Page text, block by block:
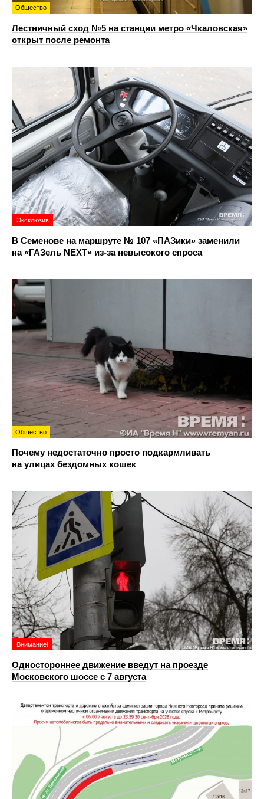
Общество
Лестничный сход №5 на станции метро «Чкаловская»
открыт после ремонта
Эксклюзив
В Семенове на маршруте № 107 «ПАЗики» заменили
на «ГАЗель NEXT» из‑за невысокого спроса
Общество
Почему недостаточно просто подкармливать
на улицах бездомных кошек
Внимание!
Одностороннее движение введут на проезде
Московского шоссе с 7 августа